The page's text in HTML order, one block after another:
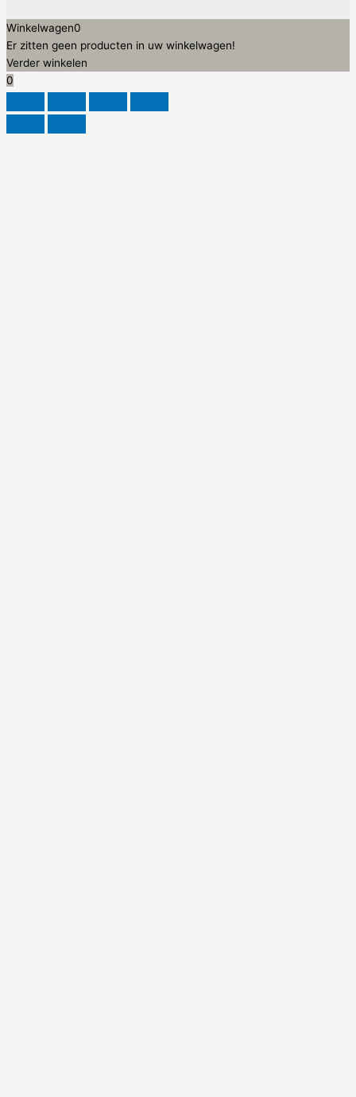
Winkelwagen0
Er zitten geen producten in uw winkelwagen!
Verder winkelen
0